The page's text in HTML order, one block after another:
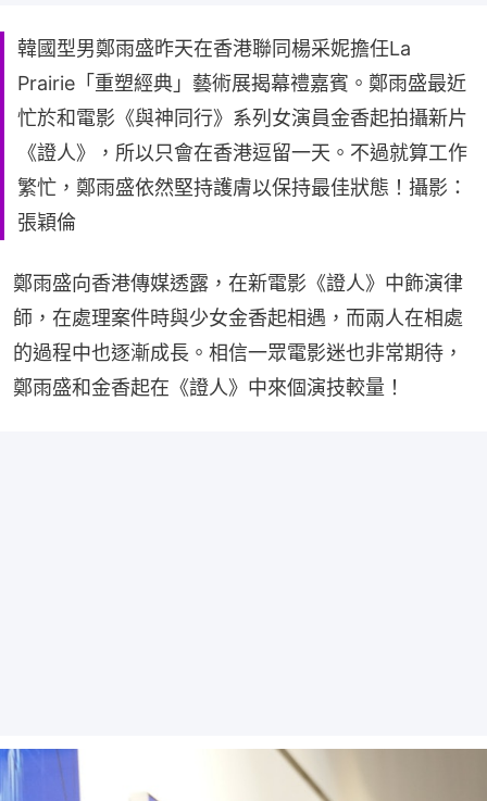
韓國型男鄭雨盛昨天在香港聯同楊采妮擔任La
Prairie「重塑經典」藝術展揭幕禮嘉賓。鄭雨盛最近
忙於和電影《與神同行》系列女演員金香起拍攝新片
《證人》，所以只會在香港逗留一天。不過就算工作
繁忙，鄭雨盛依然堅持護膚以保持最佳狀態！攝影：
張穎倫
鄭雨盛向香港傳媒透露，在新電影《證人》中飾演律
師，在處理案件時與少女金香起相遇，而兩人在相處
的過程中也逐漸成長。相信一眾電影迷也非常期待，
鄭雨盛和金香起在《證人》中來個演技較量！